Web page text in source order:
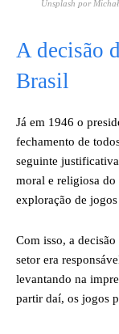
Unsplash por
A decisão
Brasil
Já em 1946 o
fechamento de
seguinte
moral e religiosa
exploração de
Com isso, a
setor era
levantando na
partir daí, os jogos